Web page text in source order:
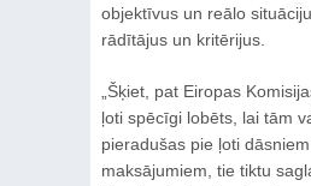
objektīvus un reālo
rādītājus un kritērijus.
„Šķiet, pat Eiropas
ļoti spēcīgi lobēts, lai tām
pieradušas pie ļoti
maksājumiem, tie tiktu